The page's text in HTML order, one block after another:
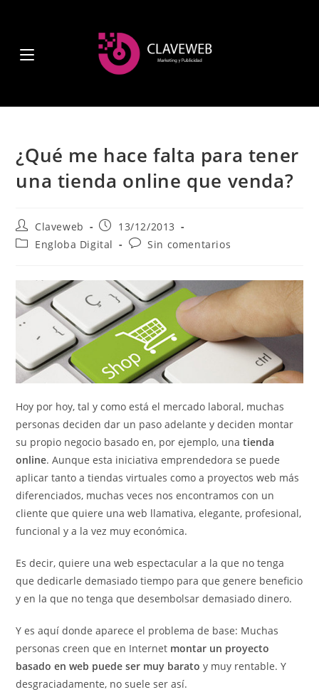
¿Qué me hace falta para tener
una tienda online que venda?
Claveweb
13/12/2013
Engloba Digital
Sin comentarios
Hoy por hoy, tal y como está el mercado laboral, muchas
personas deciden dar un paso adelante y deciden montar
su propio negocio basado en, por ejemplo, unatienda
online. Aunque esta iniciativa emprendedora se puede
aplicar tanto a tiendas virtuales como a proyectos web más
diferenciados, muchas veces nos encontramos con un
cliente que quiere una web llamativa, elegante, profesional,
funcional y a la vez muy económica.
Es decir, quiere una web espectacular a la que no tenga
que dedicarle demasiado tiempo para que genere beneficio
y en la que no tenga que desembolsar demasiado dinero.
Y es aquí donde aparece el problema de base: Muchas
personas creen que en Internet montar un proyecto
basado en web puede ser muy barato y muy rentable. Y
desgraciadamente, no suele ser así.